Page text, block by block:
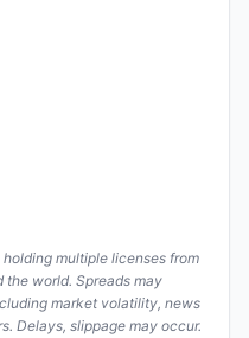
multiple licenses from
world. Spreads may
market volatility, news
Delays, slippage may occur.